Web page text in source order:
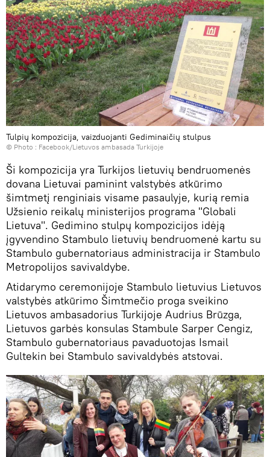
Tulpių kompozicija, vaizduojanti Gediminaičių stulpus
© Photo : Facebook/Lietuvos ambasada Turkijoje
Ši kompozicija yra Turkijos lietuvių bendruomenės
dovana Lietuvai paminint valstybės atkūrimo
šimtmetį renginiais visame pasaulyje, kurią remia
Užsienio reikalų ministerijos programa "Globali
Lietuva". Gedimino stulpų kompozicijos idėją
įgyvendino Stambulo lietuvių bendruomenė kartu su
Stambulo gubernatoriaus administracija ir Stambulo
Metropolijos savivaldybe.
Atidarymo ceremonijoje Stambulo lietuvius Lietuvos
valstybės atkūrimo Šimtmečio proga sveikino
Lietuvos ambasadorius Turkijoje Audrius Brūzga,
Lietuvos garbės konsulas Stambule Sarper Cengiz,
Stambulo gubernatoriaus pavaduotojas Ismail
Gultekin bei Stambulo savivaldybės atstovai.